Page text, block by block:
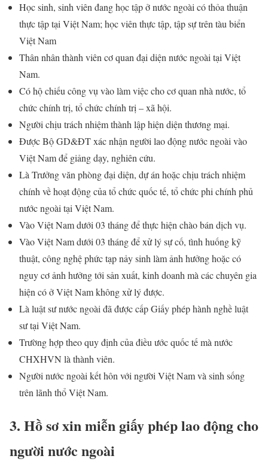
Học sinh, sinh viên đang học tập ở nước ngoài có thỏa thuận
thực tập tại Việt Nam; học viên thực tập, tập sự trên tàu biển
Việt Nam
Thân nhân thành viên cơ quan đại diện nước ngoài tại Việt
Nam.
Có hộ chiếu công vụ vào làm việc cho cơ quan nhà nước, tổ
chức chính trị, tổ chức chính trị – xã hội.
Người chịu trách nhiệm thành lập hiện diện thương mại.
Được Bộ GD&ĐT xác nhận người lao động nước ngoài vào
Việt Nam để giảng dạy, nghiên cứu.
Là Trưởng văn phòng đại diện, dự án hoặc chịu trách nhiệm
chính về hoạt động của tổ chức quốc tế, tổ chức phi chính phủ
nước ngoài tại Việt Nam.
Vào Việt Nam dưới 03 tháng để thực hiện chào bán dịch vụ.
Vào Việt Nam dưới 03 tháng để xử lý sự cố, tình huống kỹ
thuật, công nghệ phức tạp nảy sinh làm ảnh hưởng hoặc có
nguy cơ ảnh hưởng tới sản xuất, kinh doanh mà các chuyên gia
hiện có ở Việt Nam không xử lý được.
Là luật sư nước ngoài đã được cấp Giấy phép hành nghề luật
sư tại Việt Nam.
Trường hợp theo quy định của điều ước quốc tế mà nước
CHXHVN là thành viên.
Người nước ngoài kết hôn với người Việt Nam và sinh sống
trên lãnh thổ Việt Nam.
3. Hồ sơ xin miễn giấy phép lao động cho
người nước ngoài